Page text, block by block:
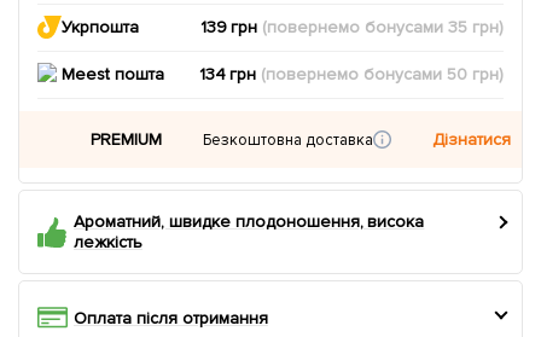
Укрпошта 139 грн (повернемо бонусами35 грн)
Meest пошта 134 грн (повернемо бонусами 50 грн)
PREMIUM Безкоштовна доставка Дізнатися
Ароматний, швидке плодоношення, висока
лежкість
Оплата після отримання